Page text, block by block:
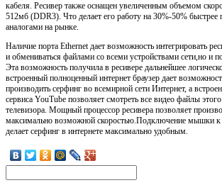
кабеля. Ресивер также оснащен увеличенным объемом
512мб (DDR3). Что делает его работу на 30%-50% быстрее
аналогами на рынке.
Наличие порта Ethernet дает возможность интегрировать
и обмениваться файлами со всеми устройствами сети,но и
Эта возможность получила в ресивере дальнейшее
встроенный полноценный интернет браузер дает
производить серфинг во всемирной сети Интернет, а
сервиса YouTube позволяет смотреть все видео файлы
телевизора. Мощный процессор ресивера позволяет
максимально возможной скоростью.Подключение мышки к
делает серфинг в интернете максимально удобным.